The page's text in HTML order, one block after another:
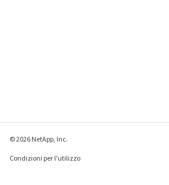
© 2026 NetApp, Inc.
Condizioni per l'utilizzo